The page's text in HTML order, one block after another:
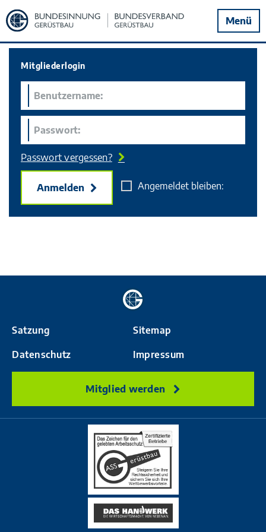
Zur
Startseite
Menü
Mitgliederlogin
Passwort vergessen?
Anmelden Angemeldet bleiben:
Zur
Startseite
Satzung Sitemap
Datenschutz Impressum
Mitglied werden